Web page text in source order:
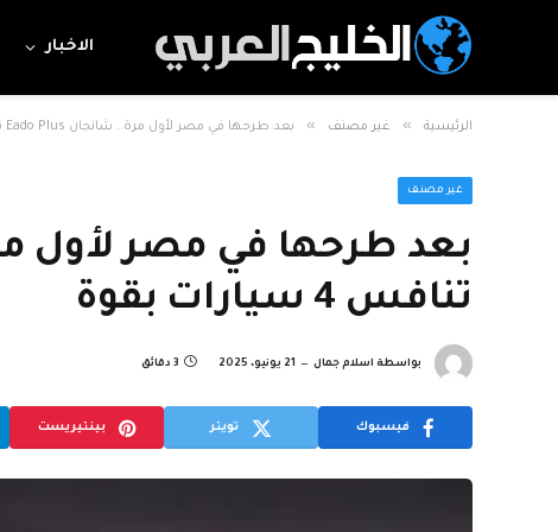
الاخبار
الرئيسية » غير مصنف » بعد طرحها في مصر لأول مرة.. شانجان Eado Plus تنافس 4 سيارات بقوة
غير مصنف
تنافس 4 سيارات بقوة
بواسطة اسلام جمال 21 يونيو، 2025 3 دقائق
فيسبوك تويتر بينتيريست